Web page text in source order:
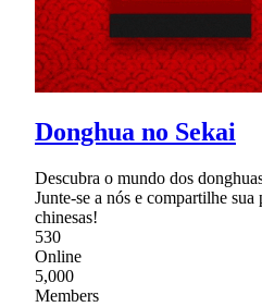
Donghua no Sekai
Descubra o mundo dos
Junte-se a nós e compartilhe
chinesas!
530
Online
5,000
Members